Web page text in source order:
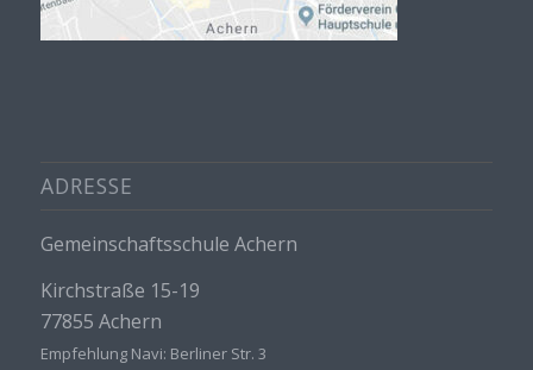
ADRESSE
Gemeinschaftsschule Achern
Kirchstraße 15-19
77855 Achern
Empfehlung Navi: Berliner Str. 3